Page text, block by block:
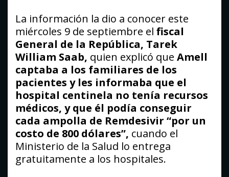
La información la dio a conocer este
miércoles 9 de septiembre el fiscal
General de la República, Tarek
William Saab, quien explicó que Amell
captaba a los familiares de los
pacientes y les informaba que el
hospital centinela no tenía recursos
médicos, y que él podía conseguir
cada ampolla de Remdesivir “por un
costo de 800 dólares”, cuando el
Ministerio de la Salud lo entrega
gratuitamente a los hospitales.